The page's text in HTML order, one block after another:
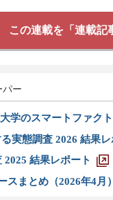
この連載を「連載記
パー
大学のスマートファク
実態調査 2026 結果レ
結果レポート
スまとめ（2026年4月）